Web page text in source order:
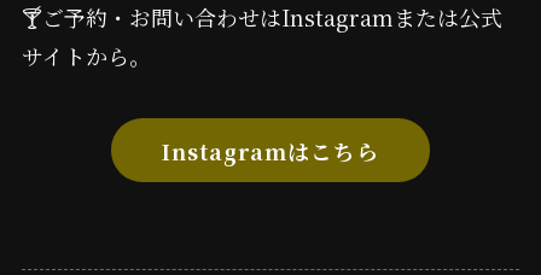
🍸ご予約・お問い合わせはInstagramまたは公式
サイトから。
Instagramはこちら